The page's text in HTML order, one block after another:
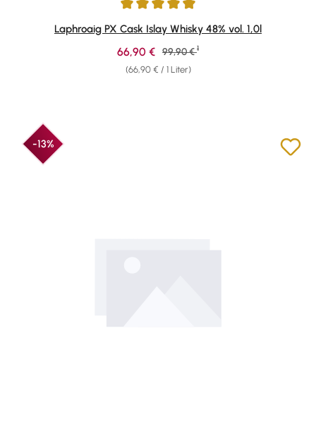
Durchschnittliche Bewertung von 4.91 von 5 Sternen
Laphroaig PX Cask Islay Whisky 48% vol. 1,0l
(66,90 € / 1 Liter)
Verkaufspreis:
66,90 € Regulärer Preis:
99,90 € 1
-13%